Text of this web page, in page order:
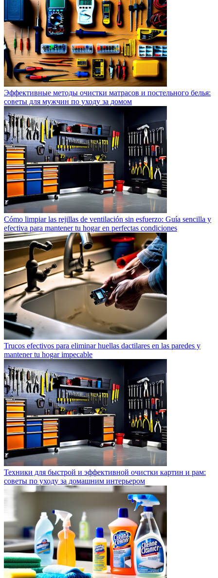
Эффективные методы очистки матрасов и постельного белья:
советы для мужчин по уходу за домом
Cómo limpiar las rejillas de ventilación sin esfuerzo: Guía sencilla y
efectiva para mantener tu hogar en perfectas condiciones
Trucos efectivos para eliminar huellas dactilares en las paredes y
mantener tu hogar impecable
Техники для быстрой и эффективной очистки картин и рам:
советы по уходу за домашним интерьером